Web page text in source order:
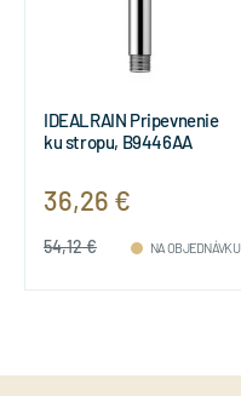
IDEALRAIN Pripevnenie
ku stropu, B9446AA
36,26 €
54,12 € NA OBJEDNÁVKU